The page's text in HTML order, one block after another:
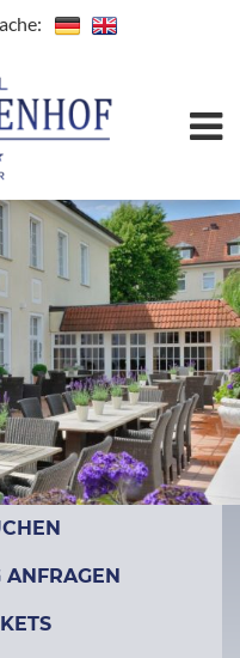
ANFRAGEN